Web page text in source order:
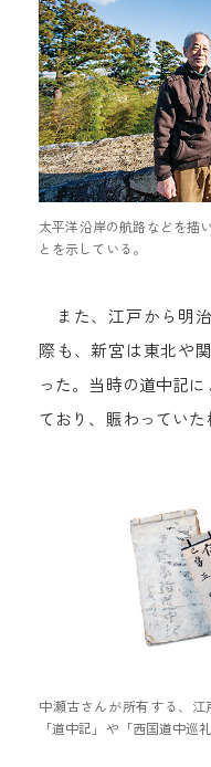
太平洋沿岸の航路などを描
とを示している。
また、江戸から明
際も、新宮は東北や
った。当時の道中記
ており、賑わっていた
中瀬古さんが所有する、
「道中記」や「西国道中巡